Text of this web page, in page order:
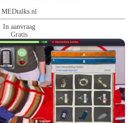
MEDtalks.nl
In aanvraag
Gratis